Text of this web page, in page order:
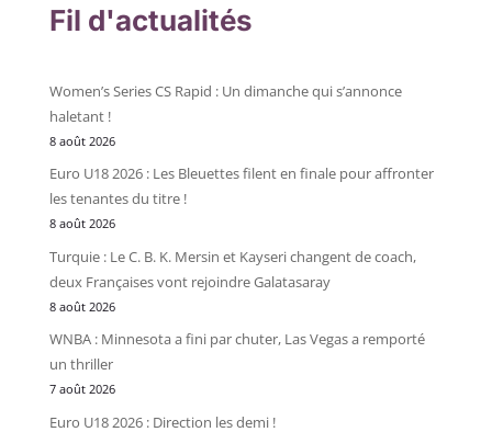
Fil d'actualités
Women’s Series CS Rapid : Un dimanche qui s’annonce
haletant !
8 août 2026
Euro U18 2026 : Les Bleuettes filent en finale pour affronter
les tenantes du titre !
8 août 2026
Turquie : Le C. B. K. Mersin et Kayseri changent de coach,
deux Françaises vont rejoindre Galatasaray
8 août 2026
WNBA : Minnesota a fini par chuter, Las Vegas a remporté
un thriller
7 août 2026
Euro U18 2026 : Direction les demi !